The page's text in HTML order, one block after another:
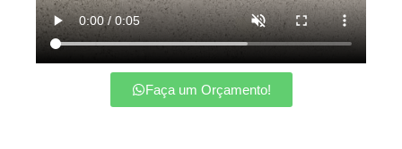
Faça um Orçamento!